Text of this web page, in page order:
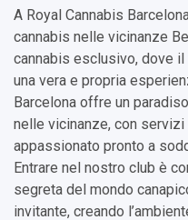
A Royal Cannabis
cannabis nelle vicinanze
cannabis esclusivo, dove
una vera e propria
Barcelona offre un
nelle vicinanze, con
appassionato pronto a
Entrare nel nostro club è
segreta del mondo
invitante, creando